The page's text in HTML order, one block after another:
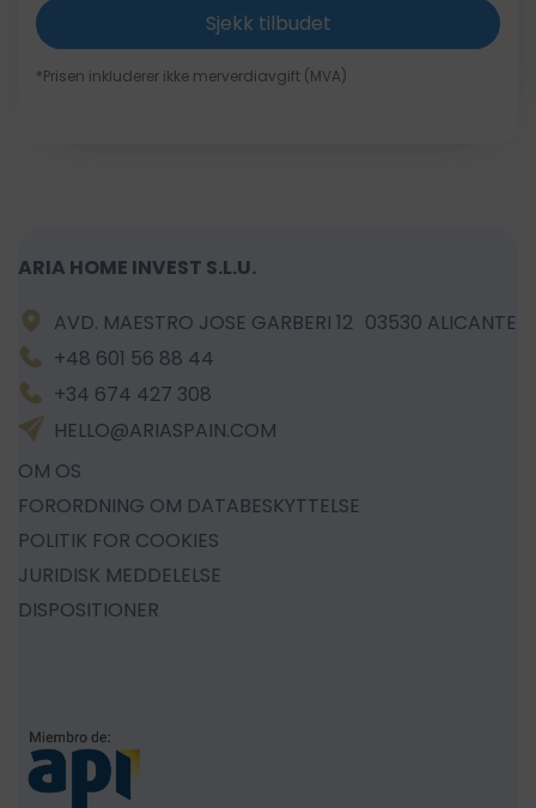
Sjekk tilbudet
*Prisen inkluderer ikke merverdiavgift (MVA)
ARIA HOME INVEST S.L.U.
AVD. MAESTRO JOSE GARBERI 12 03530 ALICANTE
+48 601 56 88 44
+34 674 427 308
HELLO@ARIASPAIN.COM
OM OS
FORORDNING OM DATABESKYTTELSE
POLITIK FOR COOKIES
JURIDISK MEDDELELSE
DISPOSITIONER